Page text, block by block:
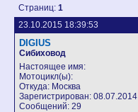
Страниц: 1
23.10.2015 18:39:53
DIGIUS
Сибиховод
Настоящее имя:
Мотоцикл(ы):
Откуда: Москва
Зарегистрирован: 08.07.2014
Сообщений: 29